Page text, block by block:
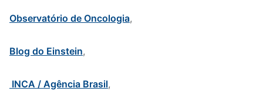
Observatório de Oncologia,
Blog do Einstein,
INCA / Agência Brasil,